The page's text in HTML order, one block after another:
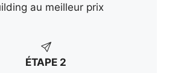
au meilleur prix
ÉTAPE 2